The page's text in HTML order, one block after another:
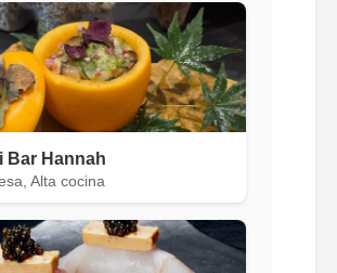
Bar Hannah
Alta cocina